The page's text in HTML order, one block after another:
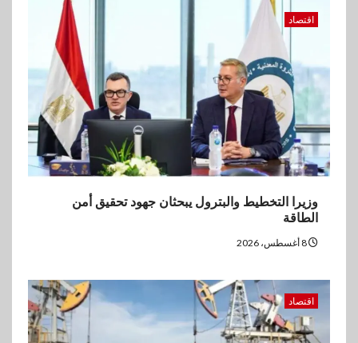
إنتيسا سان باولو تحقق 5.6 مليار
يورو صافي ربح في النصف الأول
2026
اقتصاد
وزيرا التخطيط والبترول يبحثان جهود تحقيق أمن
الطاقة
اقتصاد